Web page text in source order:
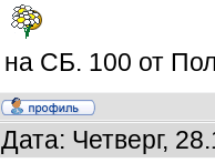
на СБ. 100 от
Дата: Четверг,